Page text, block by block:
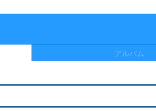
アルバム